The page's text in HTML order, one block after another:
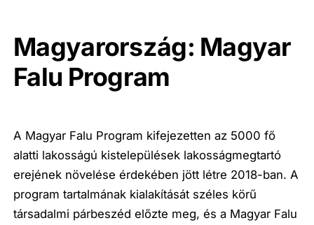
Magyarország: Magyar
Falu Program
A Magyar Falu Program kifejezetten az 5000 fő
alatti lakosságú kistelepülések lakosságmegtartó
erejének növelése érdekében jött létre 2018-ban. A
program tartalmának kialakítását széles körű
társadalmi párbeszéd előzte meg, és a Magyar Falu